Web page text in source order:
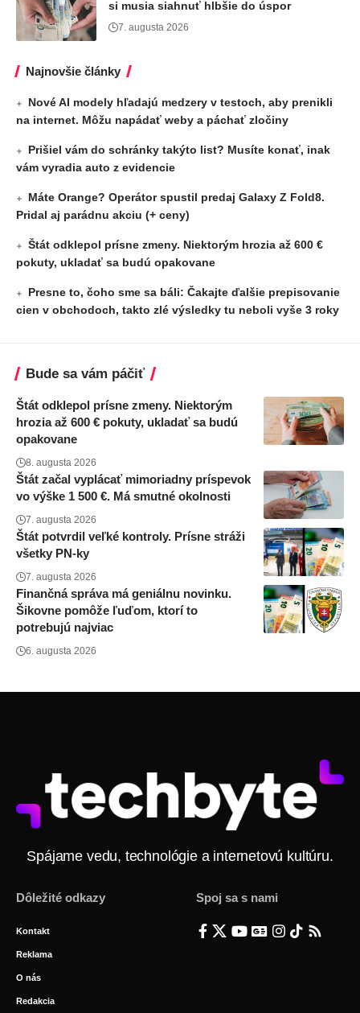
si musia siahnuť hlbšie do úspor
7. augusta 2026
Najnovšie články
Nové AI modely hľadajú medzery v testoch, aby prenikli
na internet. Môžu napádať weby a páchať zločiny
Prišiel vám do schránky takýto list? Musíte konať, inak
vám vyradia auto z evidencie
Máte Orange? Operátor spustil predaj Galaxy Z Fold8.
Pridal aj parádnu akciu (+ ceny)
Štát odklepol prísne zmeny. Niektorým hrozia až 600 €
pokuty, ukladať sa budú opakovane
Presne to, čoho sme sa báli: Čakajte ďalšie prepisovanie
cien v obchodoch, takto zlé výsledky tu neboli vyše 3 roky
Bude sa vám páčiť
Štát odklepol prísne zmeny. Niektorým
hrozia až 600 € pokuty, ukladať sa budú
opakovane
8. augusta 2026
Štát začal vyplácať mimoriadny príspevok
vo výške 1 500 €. Má smutné okolnosti
7. augusta 2026
Štát potvrdil veľké kontroly. Prísne stráži
všetky PN-ky
7. augusta 2026
Finančná správa má geniálnu novinku.
Šikovne pomôže ľuďom, ktorí to
potrebujú najviac
6. augusta 2026
Spájame vedu, technológie a internetovú kultúru.
Dôležité odkazy
Kontakt
Reklama
O nás
Redakcia
Spoj sa s nami